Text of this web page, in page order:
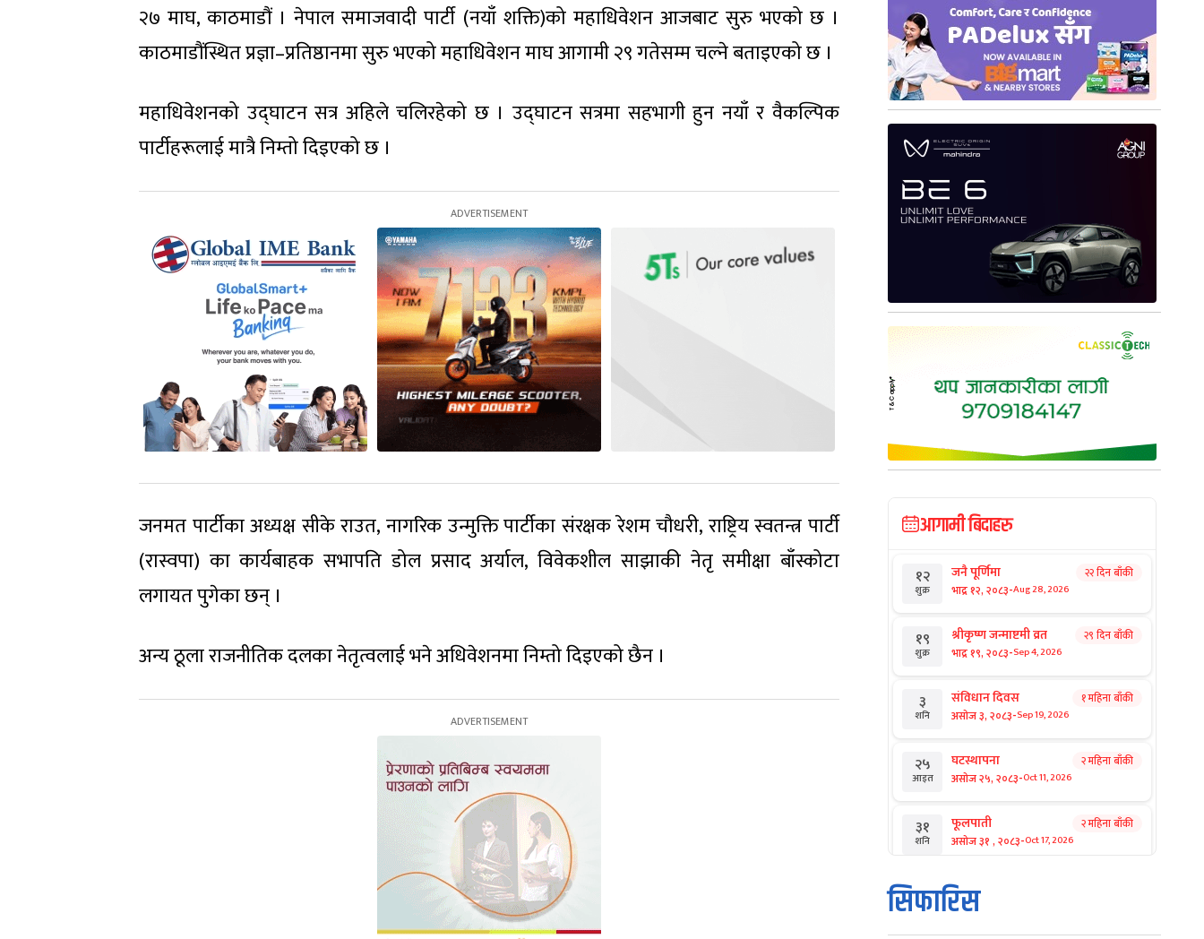
२७ माघ, काठमाडौं । नेपाल समाजवादी पार्टी (नयाँ शक्ति)को महाधिवेशन आजबाट सुरु भएको छ ।
काठमाडौंस्थित प्रज्ञा–प्रतिष्ठानमा सुरु भएको महाधिवेशन माघ आगामी २९ गतेसम्म चल्ने बताइएको छ ।
महाधिवेशनको उद्घाटन सत्र अहिले चलिरहेको छ । उद्घाटन सत्रमा सहभागी हुन नयाँ र वैकल्पिक
पार्टीहरूलाई मात्रै निम्तो दिइएको छ ।
जनमत पार्टीका अध्यक्ष सीके राउत, नागरिक उन्मुक्ति पार्टीका संरक्षक रेशम चौधरी, राष्ट्रिय स्वतन्त्र पार्टी
(रास्वपा) का कार्यबाहक सभापति डोल प्रसाद अर्याल, विवेकशील साझाकी नेतृ समीक्षा बाँस्कोटा
लगायत पुगेका छन् ।
अन्य ठूला राजनीतिक दलका नेतृत्वलाई भने अधिवेशनमा निम्तो दिइएको छैन ।
आगामी बिदाहरु
१२
शुक्र
जनै पूर्णिमा
भाद्र १२, २०८३-Aug 28, 2026
२२ दिन बाँकी
१९
शुक्र
श्रीकृष्ण जन्माष्टमी व्रत
भाद्र १९, २०८३-Sep 4, 2026
२९ दिन बाँकी
३
शनि
संविधान दिवस
असोज ३, २०८३-Sep 19, 2026
१ महिना बाँकी
२५
आइत
घटस्थापना
असोज २५, २०८३-Oct 11, 2026
२ महिना बाँकी
३१
शनि
फूलपाती
असोज ३१ , २०८३-Oct 17, 2026
२ महिना बाँकी
१
आइत
कार्तिक सङ्क्रान्ति
कार्तिक १, २०८३
सिफारिस